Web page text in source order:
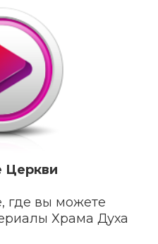
Церкви
где вы можете
Храма Духа